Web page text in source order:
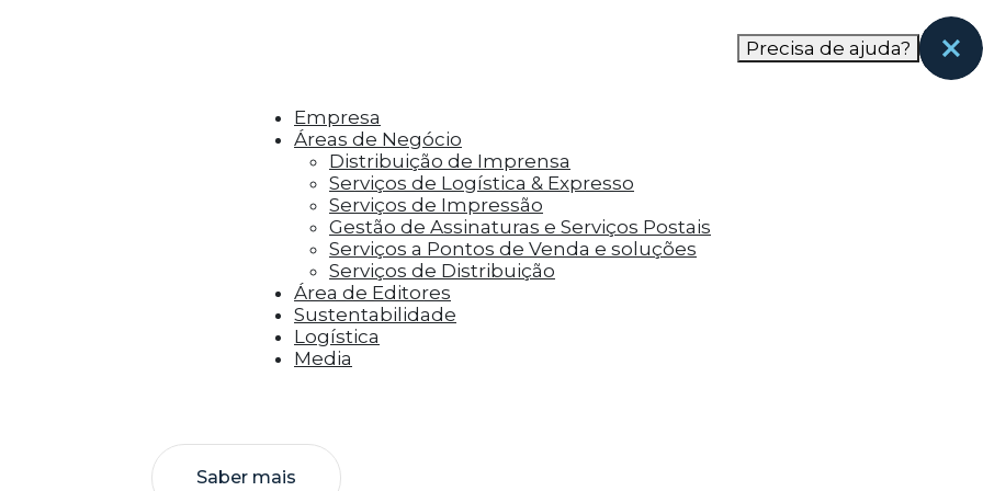
aos visitantes anúncios personalizados com base nas páginas que eles visitaram antes e analisar a
Precisa de ajuda?
Empresa
Áreas de Negócio
Distribuição de Imprensa
Serviços de Logística & Expresso
Serviços de Impressão
Gestão de Assinaturas e Serviços Postais
Serviços a Pontos de Venda e soluções
Serviços de Distribuição
Área de Editores
Sustentabilidade
Logística
Media
Saber mais